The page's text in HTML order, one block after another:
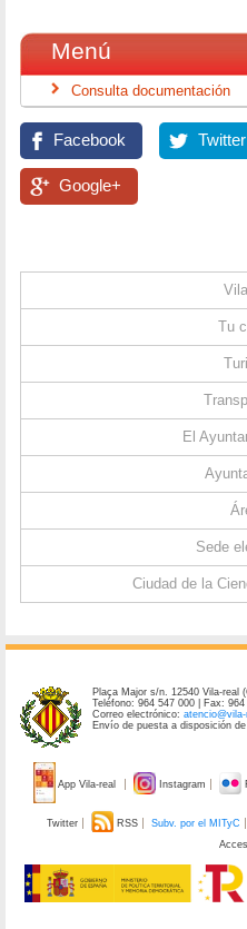
Menú
Consulta documentación
Facebook Twitter
Google+
Tu
El
Sede
Ciudad de la
Plaça Major s/n. 12540 Vila-real
Teléfono: 964 547 000 | Fax: 964
Correo electrónico:
Envío de puesta a disposición
App Vila-real Instagram
Twitter RSS Subv. por el MITyC